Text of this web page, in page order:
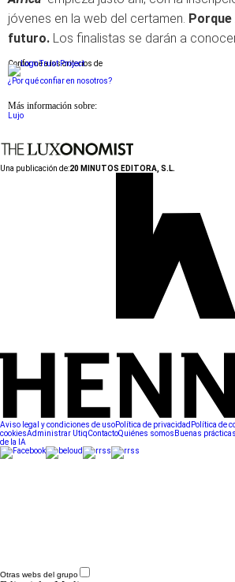
jóvenes en la web del certamen.
futuro. Los finalistas se darán a
Conforme a los criterios de
¿Por qué confiar en nosotros?
Más información sobre:
Lujo
Una publicación de:20 MINUTOS EDITORA, S.L.
Aviso legal y condiciones de usoPolítica de privacidad Política de
cookiesAdministrar UtiqContactoQuiénes somos Buenas
de la IA
Otras webs del grupo